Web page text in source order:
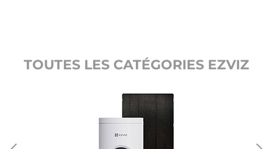
TOUTES LES CATÉGORIES EZVIZ